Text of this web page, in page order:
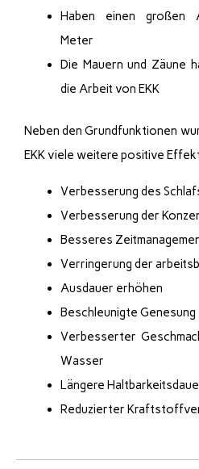
Haben einen großen
Meter
Die Mauern und Zäune
die Arbeit von EKK
Neben den Grundfunktionen
EKK viele weitere positive
Verbesserung des
Verbesserung der
Besseres
Verringerung der
Ausdauer erhöhen
Beschleunigte Genesung
Verbesserter
Wasser
Längere
Reduzierter